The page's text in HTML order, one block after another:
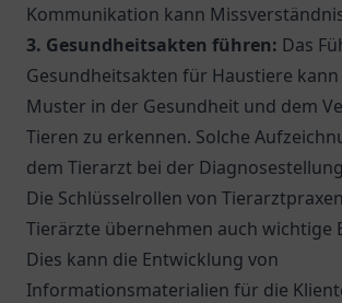
Kommunikation kann
3. Gesundheitsakten führen: Das
Gesundheitsakten für Haustiere
Muster in der Gesundheit und dem
Tieren zu erkennen. Solche
dem Tierarzt bei der
Die Schlüsselrollen von Tierarztpraxen
Tierärzte übernehmen auch wichtige
Dies kann die Entwicklung von
Informationsmaterialien für die